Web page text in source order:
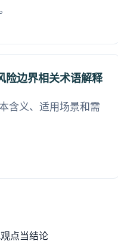
险边界相关术语解释
含义、适用场景和需
点当结论